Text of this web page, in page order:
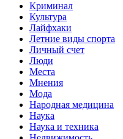
Криминал
Культура
Лайфхаки
Летние виды спорта
Личный счет
Люди
Места
Мнения
Мода
Народная медицина
Наука
Наука и техника